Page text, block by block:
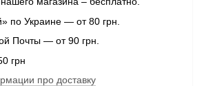
по Украине — от 80 грн.
Почты — от 90 грн.
грн
про доставку